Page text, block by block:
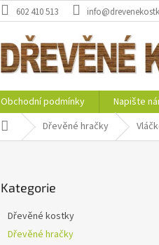
602 410 513
Obchodní podmínky Napište
Domů Dřevěné hračky
kategorie
Kategorie
Dřevěné kostky
Dřevěné hračky